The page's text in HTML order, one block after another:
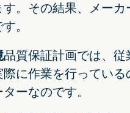
。その結果、メー
。
品質保証計画では、
に作業を行ってい
ーなのです。